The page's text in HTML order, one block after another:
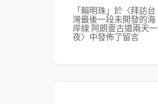
「賴明珠」於〈拜訪台
灣最後一段未開發的海
岸線 阿朗壹古道兩天一
夜〉中發佈了留言